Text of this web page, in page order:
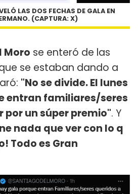
LAS DOS FECHAS DE GALA EN
(CAPTURA: X)
Moro se enteró de las
se estaban dando a
"No se divide. El lunes
entran familiares/seres
por un súper premio". Y
nada que ver con lo q
Todo es Gran